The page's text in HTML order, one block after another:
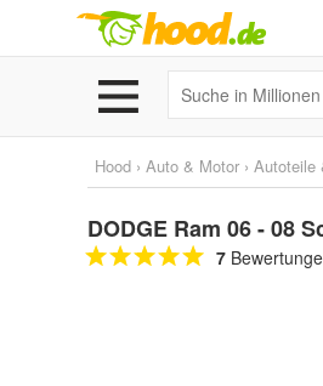
Hood › Auto & Motor › Autoteile
DODGE Ram 06 - 08
7